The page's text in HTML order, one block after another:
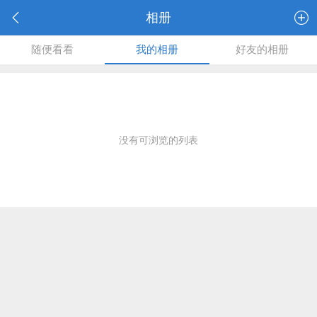
相册
随便看看 我的相册 好友的相册
没有可浏览的列表